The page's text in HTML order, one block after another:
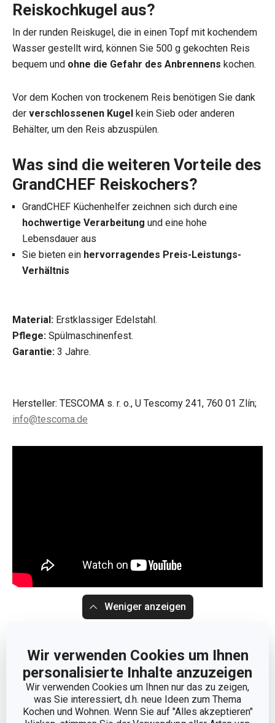
Wir verwenden Cookies um Ihnen
personalisierte Inhalte anzuzeigen
Wir verwenden Cookies um Ihnen nur das zu zeigen,
was Sie interessiert, d.h. neue Ideen zum Thema
Kochen und Wohnen. Wenn Sie auf "Alles akzeptieren"
Reiskochkugel aus?
In der runden Reiskugel, die in einen Topf mit kochendem
Wasser gestellt wird, können Sie 500 g gekochten Reis
bequem und ohne die Gefahr des Anbrennens kochen.
Vor dem Kochen von trockenem Reis benötigen Sie dank
der verschlossenen Kugel kein Sieb oder anderen
Behälter, um den Reis abzuspülen.
Was sind die weiteren Vorteile des
GrandCHEF Reiskochers?
GrandCHEF Küchenhelfer zeichnen sich durch eine
hochwertige Verarbeitung und eine hohe
Lebensdauer aus
Sie bieten ein hervorragendes Preis-Leistungs-
Verhältnis
Material: Erstklassiger Edelstahl.
Pflege: Spülmaschinenfest.
Garantie: 3 Jahre.
Hersteller: TESCOMA s. r. o., U Tescomy 241, 760 01 Zlín;
info@tescoma.de
Weniger anzeigen